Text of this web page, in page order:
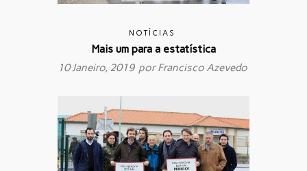
NOTÍCIAS
Mais um para a estatística
10 Janeiro, 2019 porFrancisco Azevedo